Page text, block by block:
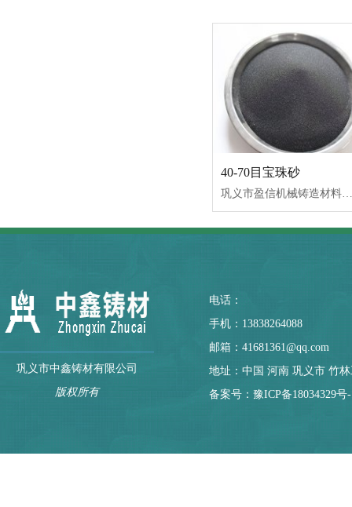
40-70目宝珠砂
巩义市盈信机械铸造材料有限公司专业生产宝珠砂，宝珠砂又名（铸宝砂、电熔陶粒、陶粒砂）它是用优质铝矾土材料经电弧炉熔炼而成，年产量18000吨，宝珠砂价格合理，性价比大大优
巩义市中鑫铸材有限公司
版权所有
电话：
手机：13838264088
邮箱：41681361@qq.com
地址：中国 河南 巩义市 竹
备案号： 豫ICP备18034329号